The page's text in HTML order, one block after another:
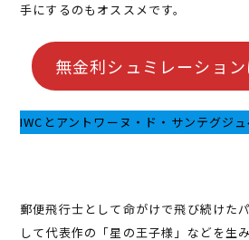
手にするのもオススメです。
無金利シュミレーショ
IWCとアントワーヌ・ド・サンテグジ
郵便飛行士として命がけで飛び続けた
して代表作の「星の王子様」などを生